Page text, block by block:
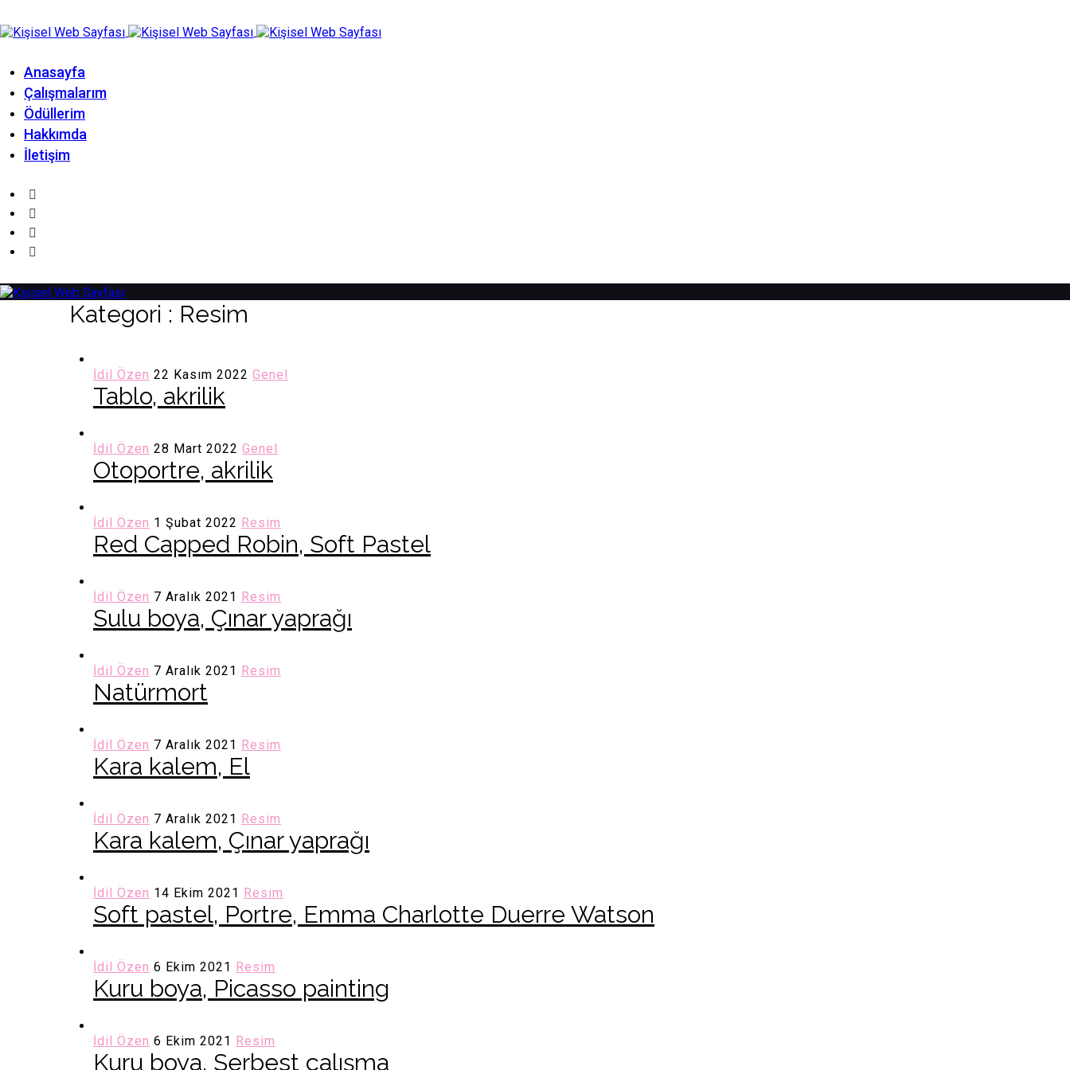
Anasayfa
Çalışmalarım
Ödüllerim
Hakkımda
İletişim
Kategori : Resim
İdil Özen 22 Kasım 2022 Genel
Tablo, akrilik
İdil Özen 28 Mart 2022 Genel
Otoportre, akrilik
İdil Özen 1 Şubat 2022 Resim
Red Capped Robin, Soft Pastel
İdil Özen 7 Aralık 2021 Resim
Sulu boya, Çınar yaprağı
İdil Özen 7 Aralık 2021 Resim
Natürmort
İdil Özen 7 Aralık 2021 Resim
Kara kalem, El
İdil Özen 7 Aralık 2021 Resim
Kara kalem, Çınar yaprağı
İdil Özen 14 Ekim 2021 Resim
Soft pastel, Portre, Emma Charlotte Duerre Watson
İdil Özen 6 Ekim 2021 Resim
Kuru boya, Picasso painting
İdil Özen 6 Ekim 2021 Resim
Kuru boya, Serbest çalışma